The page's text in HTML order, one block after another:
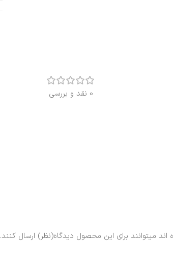
0 نقد و بررسی
میتوانند برای این محصول دیدگاه(نظر) ارسال کنند.